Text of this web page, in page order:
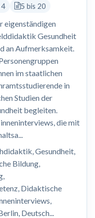
4
5 bis 20
eigenständigen
Gesundheit
an Aufmerksamkeit.
im staatlichen
in
Studien der
begleiten.
die mit
Gesundheit,
Bildung,
Didaktische
Deutsch...